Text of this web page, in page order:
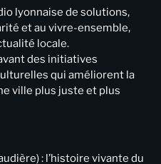
lyonnaise de solutions,
et au vivre-ensemble,
locale.
des initiatives
qui améliorent la
ville plus juste et plus
: l’histoire vivante du